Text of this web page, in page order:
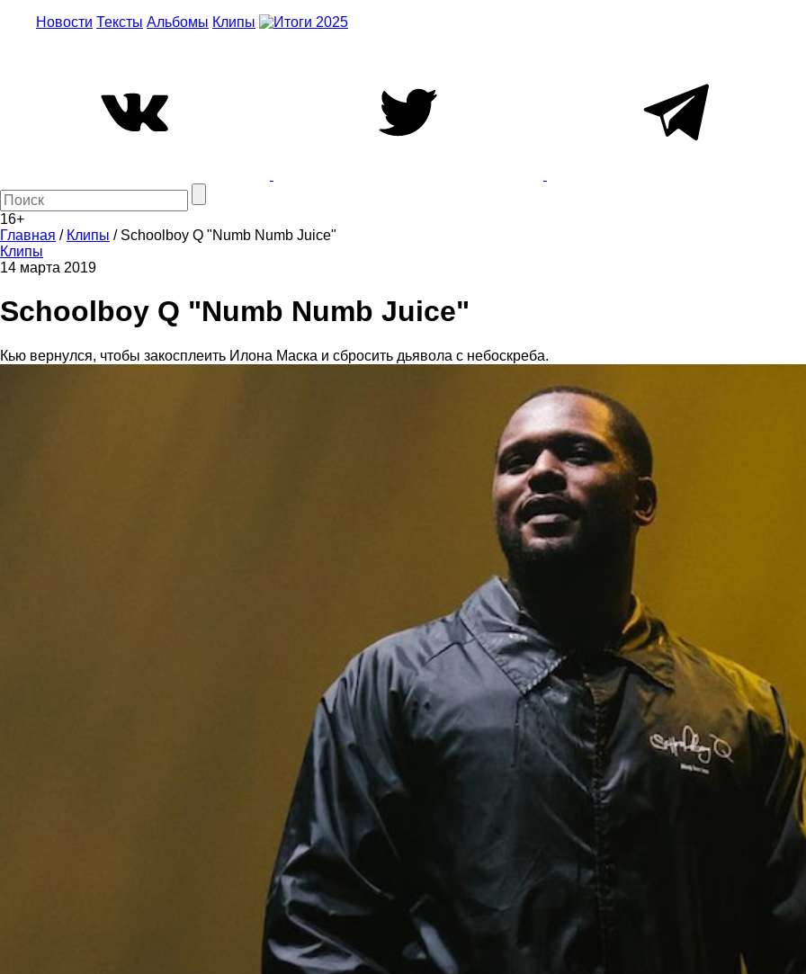
Новости Тексты Альбомы Клипы
16+
Главная / Клипы / Schoolboy Q "Numb Numb Juice"
Клипы
14 марта 2019
Schoolboy Q "Numb Numb Juice"
Кью вернулся, чтобы закосплеить Илона Маска и сбросить дьявола с небоскреба.